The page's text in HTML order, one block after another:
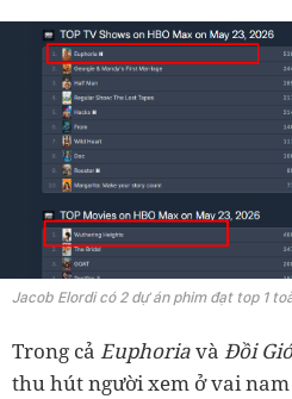
Jacob Elordi có 2 dự án phim đạt top 1
Trong cả Euphoriavà Đồi
thu hút người xem ở vai